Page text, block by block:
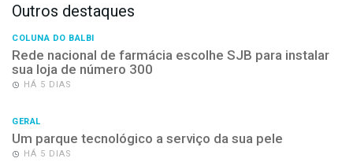
Outros destaques
COLUNA DO BALBI
Rede nacional de farmácia escolhe SJB para instalar
sua loja de número 300
HÁ 5 DIAS
GERAL
Um parque tecnológico a serviço da sua pele
HÁ 5 DIAS